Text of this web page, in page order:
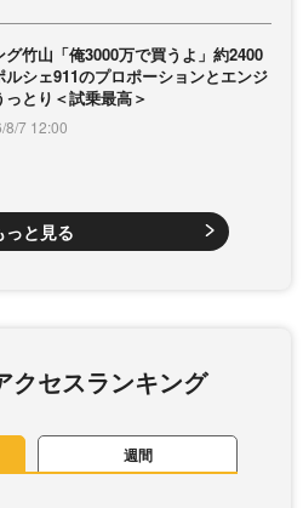
グ竹山「俺3000万で買うよ」約2400
ルシェ911のプロポーションとエンジ
っとり＜試乗最高＞
8/7 12:00
っと見る
クセスランキング
週間